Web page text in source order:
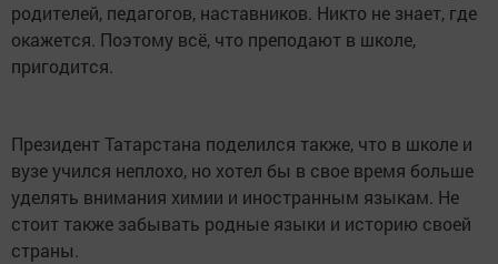
родителей, педагогов, наставников. Никто не знает, где
окажется. Поэтому всё, что преподают в школе,
пригодится.
Президент Татарстана поделился также, что в школе и
вузе учился неплохо, но хотел бы в свое время больше
уделять внимания химии и иностранным языкам. Не
стоит также забывать родные языки и историю своей
страны.